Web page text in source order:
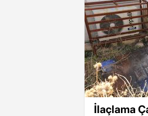
İlaçlama